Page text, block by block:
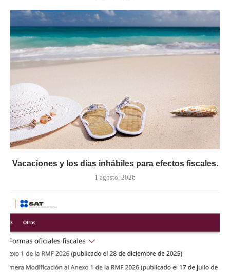
Vacaciones y los días inhábiles para efectos fiscales.
1 agosto, 2026